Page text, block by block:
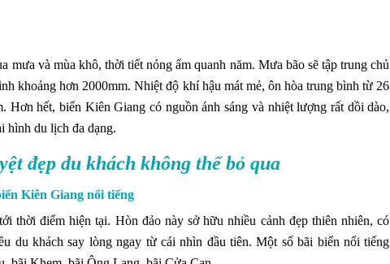
mưa và mùa khô, thời tiết nóng ẩm quanh năm. Mưa bão sẽ tập trung chủ
khoảng hơn 2000mm. Nhiệt độ khí hậu mát mẻ, ôn hòa trung bình từ 26
Hơn hết, biển Kiên Giang có nguồn ánh sáng và nhiệt lượng rất dồi dào,
hình du lịch đa dạng.
đẹp du khách không thể bỏ qua
Kiên Giang nổi tiếng
thời điểm hiện tại. Hòn đảo này sở hữu nhiều cảnh đẹp thiên nhiên, có
du khách say lòng ngay từ cái nhìn đầu tiên. Một số bãi biển nổi tiếng